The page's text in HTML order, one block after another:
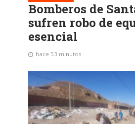
Bomberos de
sufren robo de
esencial
hace 53 minutos